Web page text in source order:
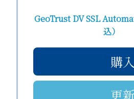
GeoTrust DV SSL
込）
購入
更新